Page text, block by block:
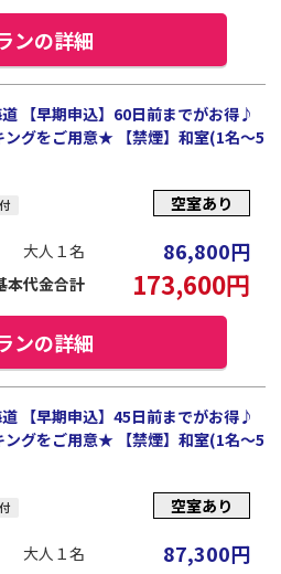
ンの詳細
【早期申込】60日前までがお得♪
グをご用意★ 【禁煙】和室(1名～5
空室あり
大人１名 86,800円
本代金合計 173,600円
ンの詳細
【早期申込】45日前までがお得♪
グをご用意★ 【禁煙】和室(1名～5
空室あり
大人１名 87,300円